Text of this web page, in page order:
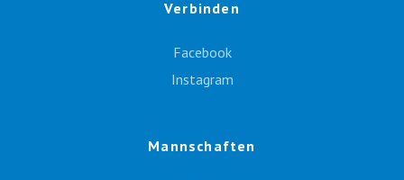
Verbinden
Facebook
Instagram
Mannschaften